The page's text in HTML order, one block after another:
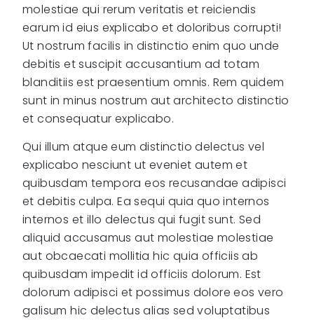
molestiae qui rerum veritatis et reiciendis
earum id eius explicabo et doloribus corrupti!
Ut nostrum facilis in distinctio enim quo unde
debitis et suscipit accusantium ad totam
blanditiis est praesentium omnis. Rem quidem
sunt in minus nostrum aut architecto distinctio
et consequatur explicabo.
Qui illum atque eum distinctio delectus vel
explicabo nesciunt ut eveniet autem et
quibusdam tempora eos recusandae adipisci
et debitis culpa. Ea sequi quia quo internos
internos et illo delectus qui fugit sunt. Sed
aliquid accusamus aut molestiae molestiae
aut obcaecati mollitia hic quia officiis ab
quibusdam impedit id officiis dolorum. Est
dolorum adipisci et possimus dolore eos vero
galisum hic delectus alias sed voluptatibus